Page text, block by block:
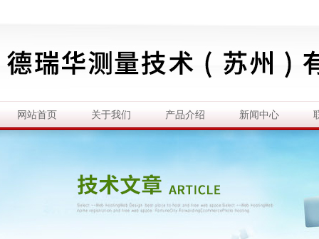
网站首页 关于我们 产品介绍 新闻中心